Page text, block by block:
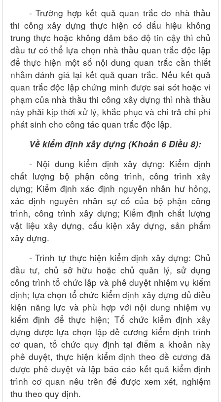
-Trường hợp kết quả quan trắc do nhà thầu
thi công xây dựng thực hiện có dấu hiệu không
trung thực hoặc không đảm bảo độ tin cậy thì chủ
đầu tư có thể lựa chọn nhà thầu quan trắc độc lập
để thực hiện một số nội dung quan trắc cần thiết
nhằm đánh giá lại kết quả quan trắc. Nếu kết quả
quan trắc độc lập chứng minh được sai sót hoặc vi
phạm của nhà thầu thi công xây dựng thì nhà thầu
này phải kịp thời xử lý, khắc phục và chi trả chi phí
phát sinh cho công tác quan trắc độc lập.
Về kiểm định xây dựng(Khoản 6 Điều 8):
- Nội dung kiểm định xây dựng: Kiểm định
chất lượng bộ phận công trình, công trình xây
dựng; Kiểm định xác định nguyên nhân hư hỏng,
xác định nguyên nhân sự cố của bộ phận công
trình, công trình xây dựng; Kiểm định chất lượng
vật liệu xây dựng, cấu kiện xây dựng, sản phẩm
xây dựng.
-Trình tự thực hiện kiểm định xây dựng: Chủ
đầu tư, chủ sở hữu hoặc chủ quản lý, sử dụng
công trình tổ chức lập và phê duyệt nhiệm vụ kiểm
định; lựa chọn tổ chức kiểm định xây dựng đủ điều
kiện năng lực và phù hợp với nội dung nhiệm vụ
kiểm định để thực hiện; Tổ chức kiểm định xây
dựng được lựa chọn lập đề cương kiểm định trình
cơ quan, tổ chức quy định tại điểm a khoản này
phê duyệt, thực hiện kiểm định theo đề cương đã
được phê duyệt và lập báo cáo kết quả kiểm định
trình cơ quan nêu trên để được xem xét, nghiệm
thu theo quy định.